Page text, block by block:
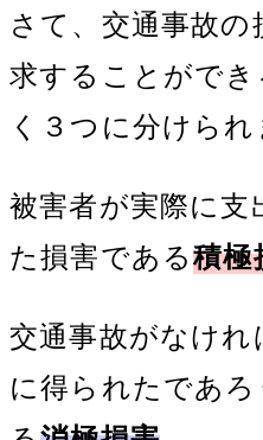
さて、交通事故
求することができ
く３つに分けられ
被害者が実際に支
た損害である積極
交通事故がなけれ
に得られたであ